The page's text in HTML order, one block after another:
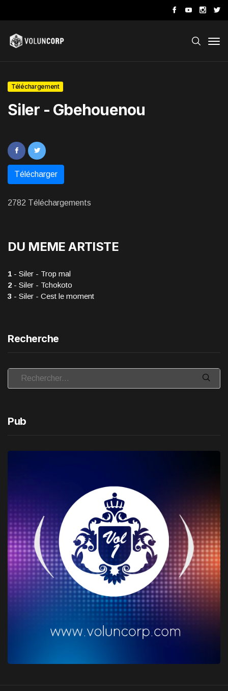
Téléchargement
Siler - Gbehouenou
Télécharger
2782 Téléchargements
DU MEME ARTISTE
1 - Siler - Trop mal
2 - Siler - Tchokoto
3 - Siler - Cest le moment
Recherche
Pub